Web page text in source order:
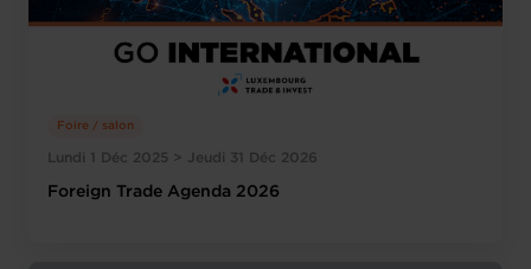
Lundi 1 Déc 2025 > Jeudi 31 Déc 2026
Foire / salon
Foreign Trade Agenda 2026